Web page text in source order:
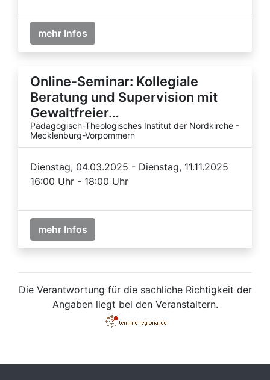
mehr Infos
Online-Seminar: Kollegiale
Beratung und Supervision mit
Gewaltfreier…
Pädagogisch-Theologisches Institut der Nordkirche -
Mecklenburg-Vorpommern
Dienstag, 04.03.2025 - Dienstag, 11.11.2025
16:00 Uhr - 18:00 Uhr
mehr Infos
Die Verantwortung für die sachliche Richtigkeit der
Angaben liegt bei den Veranstaltern.